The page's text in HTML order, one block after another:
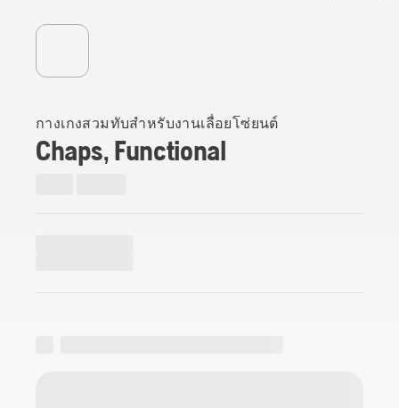
กางเกงสวมทับสำหรับงานเลื่อยโซ่ยนต์
Chaps, Functional